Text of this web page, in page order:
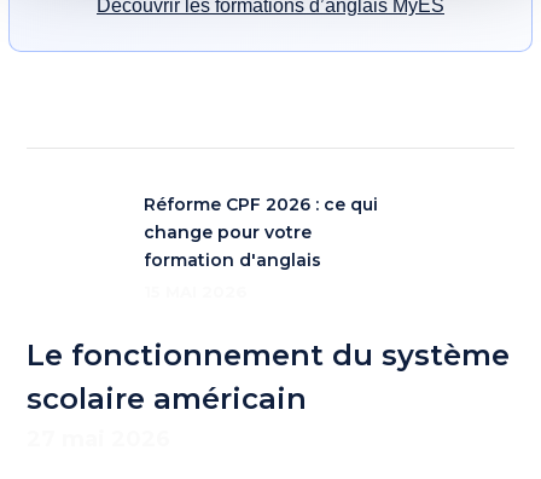
Découvrir les formations d’anglais MyES
Réforme CPF 2026 : ce qui
change pour votre
formation d'anglais
Le fonctionnement du système
scolaire américain